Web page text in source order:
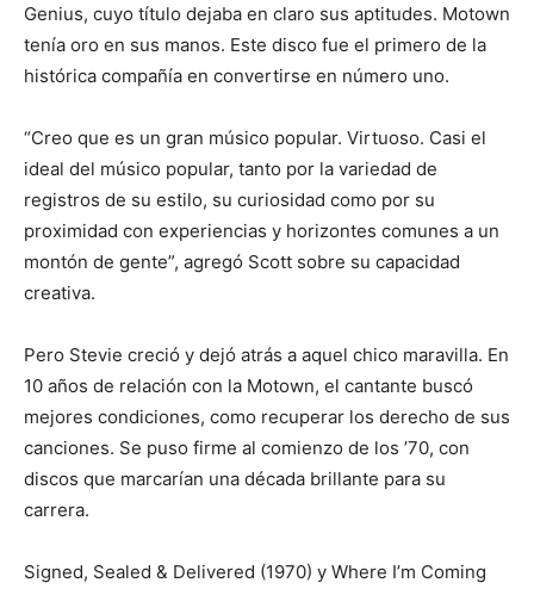
Genius, cuyo título dejaba en claro sus aptitudes. Motown
tenía oro en sus manos. Este disco fue el primero de la
histórica compañía en convertirse en número uno.
“Creo que es un gran músico popular. Virtuoso. Casi el
ideal del músico popular, tanto por la variedad de
registros de su estilo, su curiosidad como por su
proximidad con experiencias y horizontes comunes a un
montón de gente”, agregó Scott sobre su capacidad
creativa.
Pero Stevie creció y dejó atrás a aquel chico maravilla. En
10 años de relación con la Motown, el cantante buscó
mejores condiciones, como recuperar los derecho de sus
canciones. Se puso firme al comienzo de los ’70, con
discos que marcarían una década brillante para su
carrera.
Signed, Sealed & Delivered (1970) y Where I’m Coming